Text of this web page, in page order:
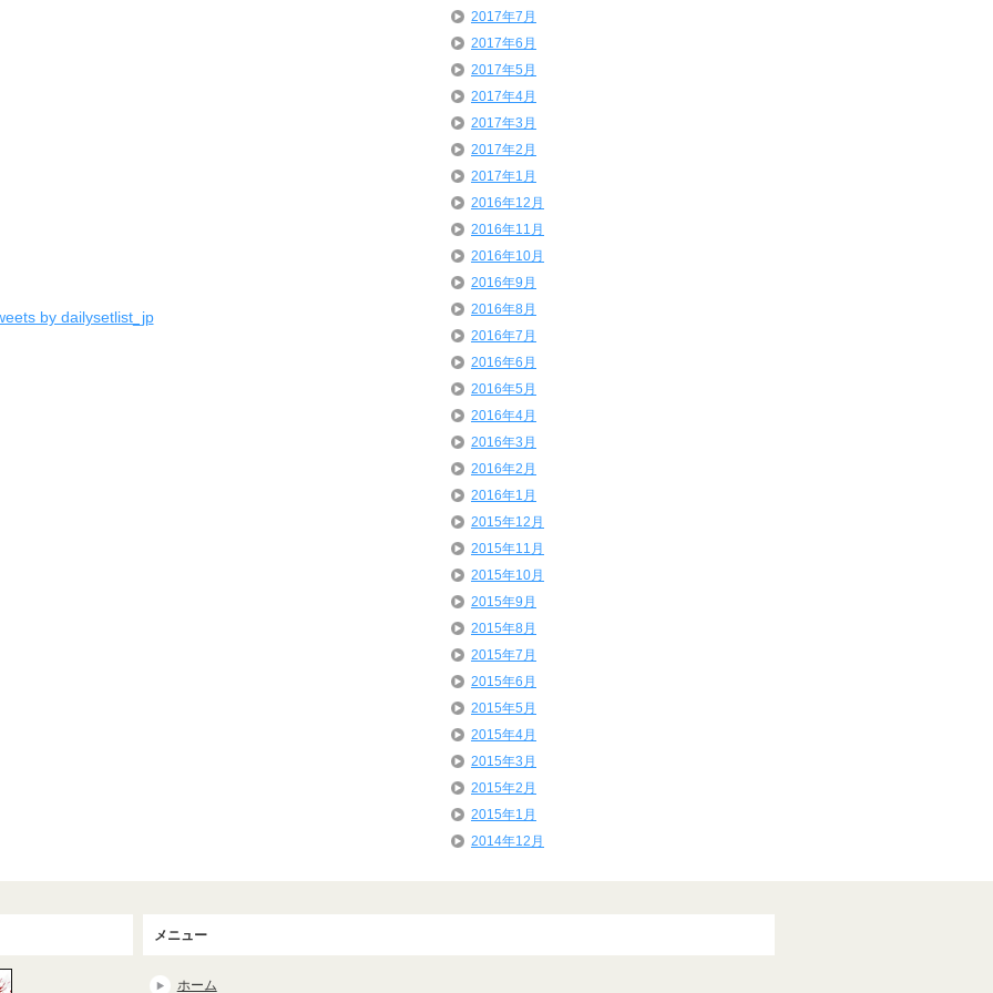
by dailysetlist_jp
2017年7月
2017年6月
2017年5月
2017年4月
2017年3月
2017年2月
2017年1月
2016年12月
2016年11月
2016年10月
2016年9月
2016年8月
2016年7月
2016年6月
2016年5月
2016年4月
2016年3月
2016年2月
2016年1月
2015年12月
2015年11月
2015年10月
2015年9月
2015年8月
2015年7月
2015年6月
2015年5月
2015年4月
2015年3月
2015年2月
2015年1月
2014年12月
メニュー
ホーム